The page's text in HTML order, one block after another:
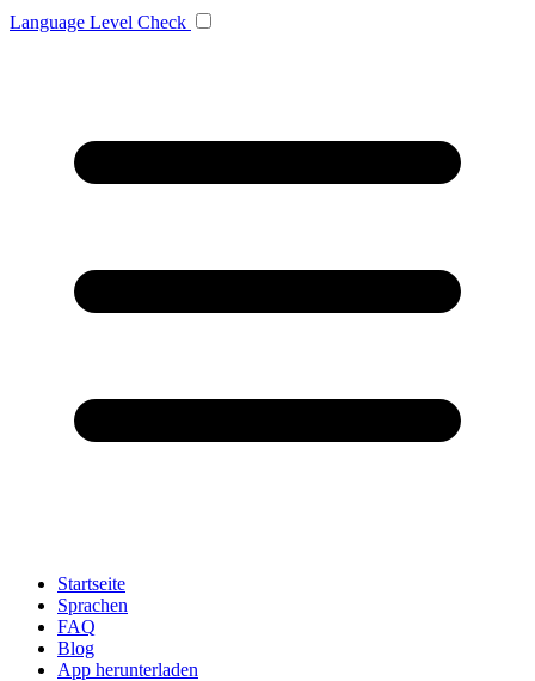
Language Level Check
Startseite
Sprachen
FAQ
Blog
App herunterladen